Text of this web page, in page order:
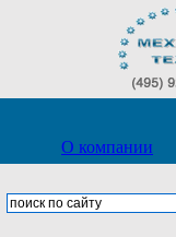
О компании